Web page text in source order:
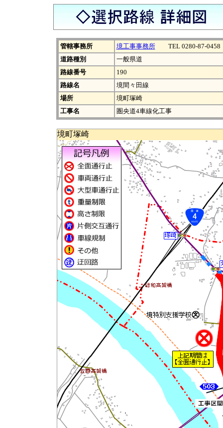
管轄事務所 境工事事務所TEL 0280-87-0458
道路種別
一般県道
路線番号
190
路線名
境間々田線
場所
境町塚崎
工事名
圏央道4車線化工事
境町塚崎